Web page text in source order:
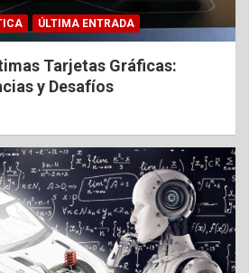
ÚLTIMA ENTRADA
Tarjetas Gráficas:
y Desafíos